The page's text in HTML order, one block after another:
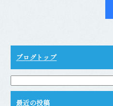
ブログトップ
最近の投稿